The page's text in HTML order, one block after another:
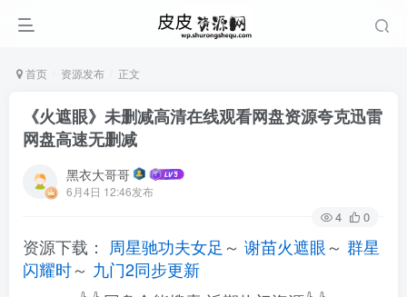
首页 资源发布 正文
《火遮眼》未删减高清在线观看网盘资源夸克迅雷
网盘高速无删减
黑衣大哥哥
6月4日 12:46发布
4 0
资源下载： 周星驰功夫女足 ～ 谢苗火遮眼～ 群星
闪耀时～ 九门2同步更新